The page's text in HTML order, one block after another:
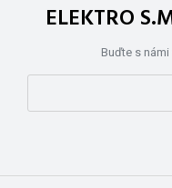
ELEKTRO
Buďte s